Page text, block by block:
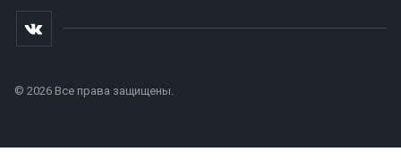
© 2026 Все права защищены.